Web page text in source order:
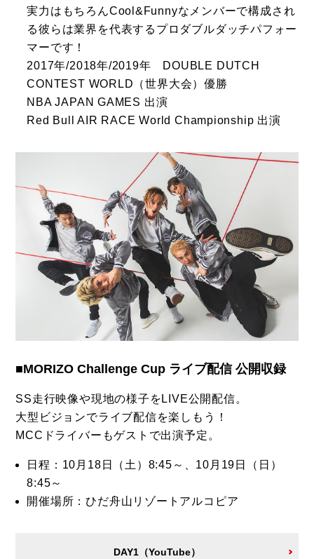
実力はもちろんCool&Funnyなメンバーで構成され
る彼らは業界を代表するプロダブルダッチパフォー
マーです！
2017年/2018年/2019年 DOUBLE DUTCH
CONTEST WORLD（世界大会）優勝
NBA JAPAN GAMES 出演
Red Bull AIR RACE World Championship 出演
■MORIZO Challenge Cup ライブ配信 公開収録
SS走行映像や現地の様子をLIVE公開配信。
大型ビジョンでライブ配信を楽しもう！
MCCドライバーもゲストで出演予定。
日程：10月18日（土）8:45～、10月19日（日）
8:45～
開催場所：ひだ舟山リゾートアルコピア
DAY1（YouTube）